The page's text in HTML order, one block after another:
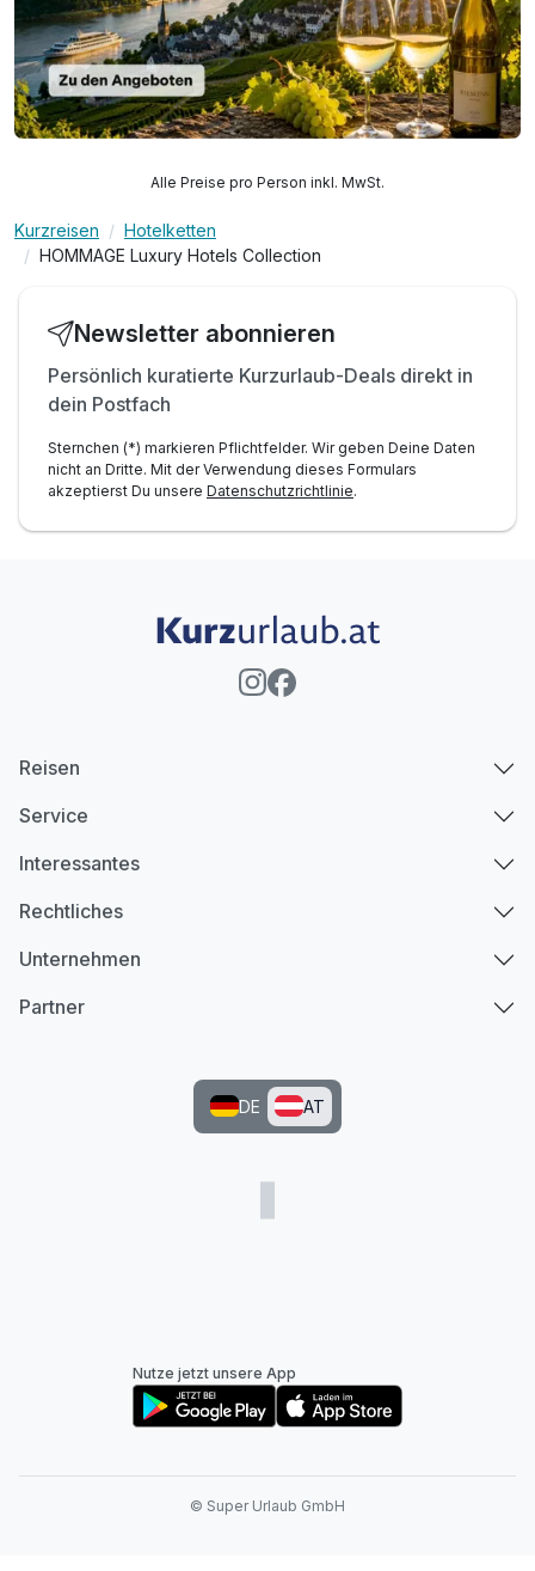
Alle Preise pro Person inkl. MwSt.
Kurzreisen
Hotelketten
HOMMAGE Luxury Hotels Collection
Newsletter abonnieren
Persönlich kuratierte Kurzurlaub-Deals direkt in
dein Postfach
Sternchen (*) markieren Pflichtfelder. Wir geben Deine Daten
nicht an Dritte. Mit der Verwendung dieses Formulars
akzeptierst Du unsere Datenschutzrichtlinie.
Reisen
Service
Interessantes
Rechtliches
Unternehmen
Partner
DE AT
Nutze jetzt unsere App
© Super Urlaub GmbH